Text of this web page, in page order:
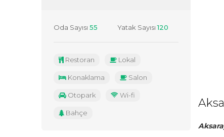
Oda Sayısı 55 Yatak Sayısı120
Restoran Lokal
Konaklama Salon
Otopark Wi-fi
Bahçe